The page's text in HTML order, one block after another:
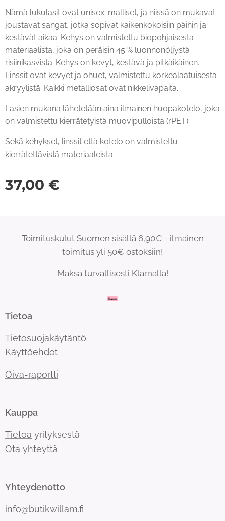
Nämä lukulasit ovat unisex-malliset, ja niissä on mukavat
joustavat sangat, jotka sopivat kaikenkokoisiin päihin ja
kestävät aikaa. Kehys on valmistettu biopohjaisesta
materiaalista, joka on peräisin 45 % luonnonöljystä
risiinikasvista. Kehys on kevyt, kestävä ja pitkäikäinen.
Linssit ovat kevyet ja ohuet, valmistettu korkealaatuisesta
akryylistä. Kaikki metalliosat ovat nikkelivapaita.
Lasien mukana lähetetään aina ilmainen huopakotelo, joka
on valmistettu kierrätetyistä muovipulloista (rPET).
Sekä kehykset, linssit että kotelo on valmistettu
kierrätettävistä materiaaleista.
37,00 €
Toimituskulut Suomen sisällä 6,90€ - ilmainen
toimitus yli 50€ ostoksiin!
Maksa turvallisesti Klarnalla!
Tietoa
Tietosuojakäytäntö
Käyttöehdot
Oiva-raportti
Kauppa
Tietoa yrityksestä
Ota yhteyttä
Yhteydenotto
info@butikwillam.fi